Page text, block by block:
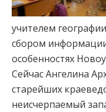
учителем
сбором
особенностях
Сейчас Ангелина
старейших
неисчерпаемый